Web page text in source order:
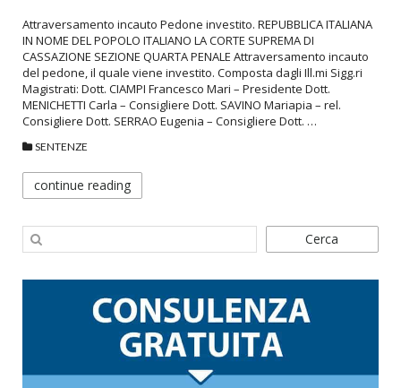
Attraversamento incauto Pedone investito. REPUBBLICA ITALIANA
IN NOME DEL POPOLO ITALIANO LA CORTE SUPREMA DI
CASSAZIONE SEZIONE QUARTA PENALE Attraversamento incauto
del pedone, il quale viene investito. Composta dagli Ill.mi Sigg.ri
Magistrati: Dott. CIAMPI Francesco Mari – Presidente Dott.
MENICHETTI Carla – Consigliere Dott. SAVINO Mariapia – rel.
Consigliere Dott. SERRAO Eugenia – Consigliere Dott. …
SENTENZE
continue reading
Cerca